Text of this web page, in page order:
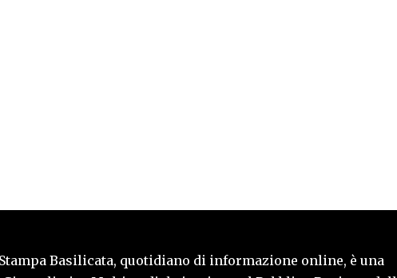
Basilicata, quotidiano di informazione online, è una